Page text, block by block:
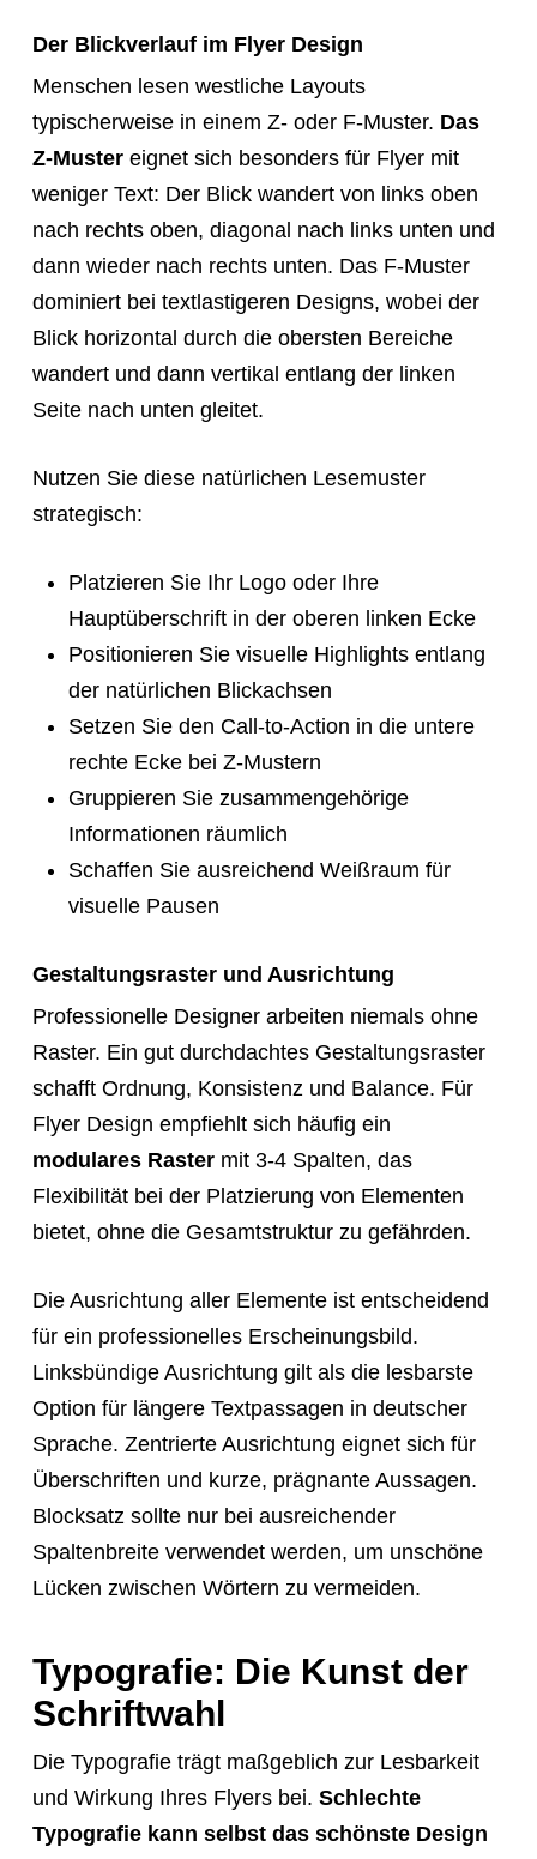
Der Blickverlauf im Flyer Design
Menschen lesen westliche Layouts
typischerweise in einem Z- oder F-Muster. Das
Z-Mustereignet sich besonders für Flyer mit
weniger Text: Der Blick wandert von links oben
nach rechts oben, diagonal nach links unten und
dann wieder nach rechts unten. Das F-Muster
dominiert bei textlastigeren Designs, wobei der
Blick horizontal durch die obersten Bereiche
wandert und dann vertikal entlang der linken
Seite nach unten gleitet.
Nutzen Sie diese natürlichen Lesemuster
strategisch:
Platzieren Sie Ihr Logo oder Ihre
Hauptüberschrift in der oberen linken Ecke
Positionieren Sie visuelle Highlights entlang
der natürlichen Blickachsen
Setzen Sie den Call-to-Action in die untere
rechte Ecke bei Z-Mustern
Gruppieren Sie zusammengehörige
Informationen räumlich
Schaffen Sie ausreichend Weißraum für
visuelle Pausen
Gestaltungsraster und Ausrichtung
Professionelle Designer arbeiten niemals ohne
Raster. Ein gut durchdachtes Gestaltungsraster
schafft Ordnung, Konsistenz und Balance. Für
Flyer Design empfiehlt sich häufig ein
modulares Rastermit 3-4 Spalten, das
Flexibilität bei der Platzierung von Elementen
bietet, ohne die Gesamtstruktur zu gefährden.
Die Ausrichtung aller Elemente ist entscheidend
für ein professionelles Erscheinungsbild.
Linksbündige Ausrichtung gilt als die lesbarste
Option für längere Textpassagen in deutscher
Sprache. Zentrierte Ausrichtung eignet sich für
Überschriften und kurze, prägnante Aussagen.
Blocksatz sollte nur bei ausreichender
Spaltenbreite verwendet werden, um unschöne
Lücken zwischen Wörtern zu vermeiden.
Typografie: Die Kunst der
Schriftwahl
Die Typografie trägt maßgeblich zur Lesbarkeit
und Wirkung Ihres Flyers bei. Schlechte
Typografie kann selbst das schönste Design